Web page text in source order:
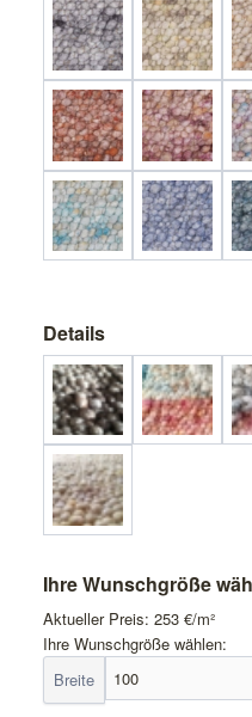
Details
Ihre Wunschgröße
Aktueller Preis: 253€/m²
Ihre Wunschgröße wählen:
Breite